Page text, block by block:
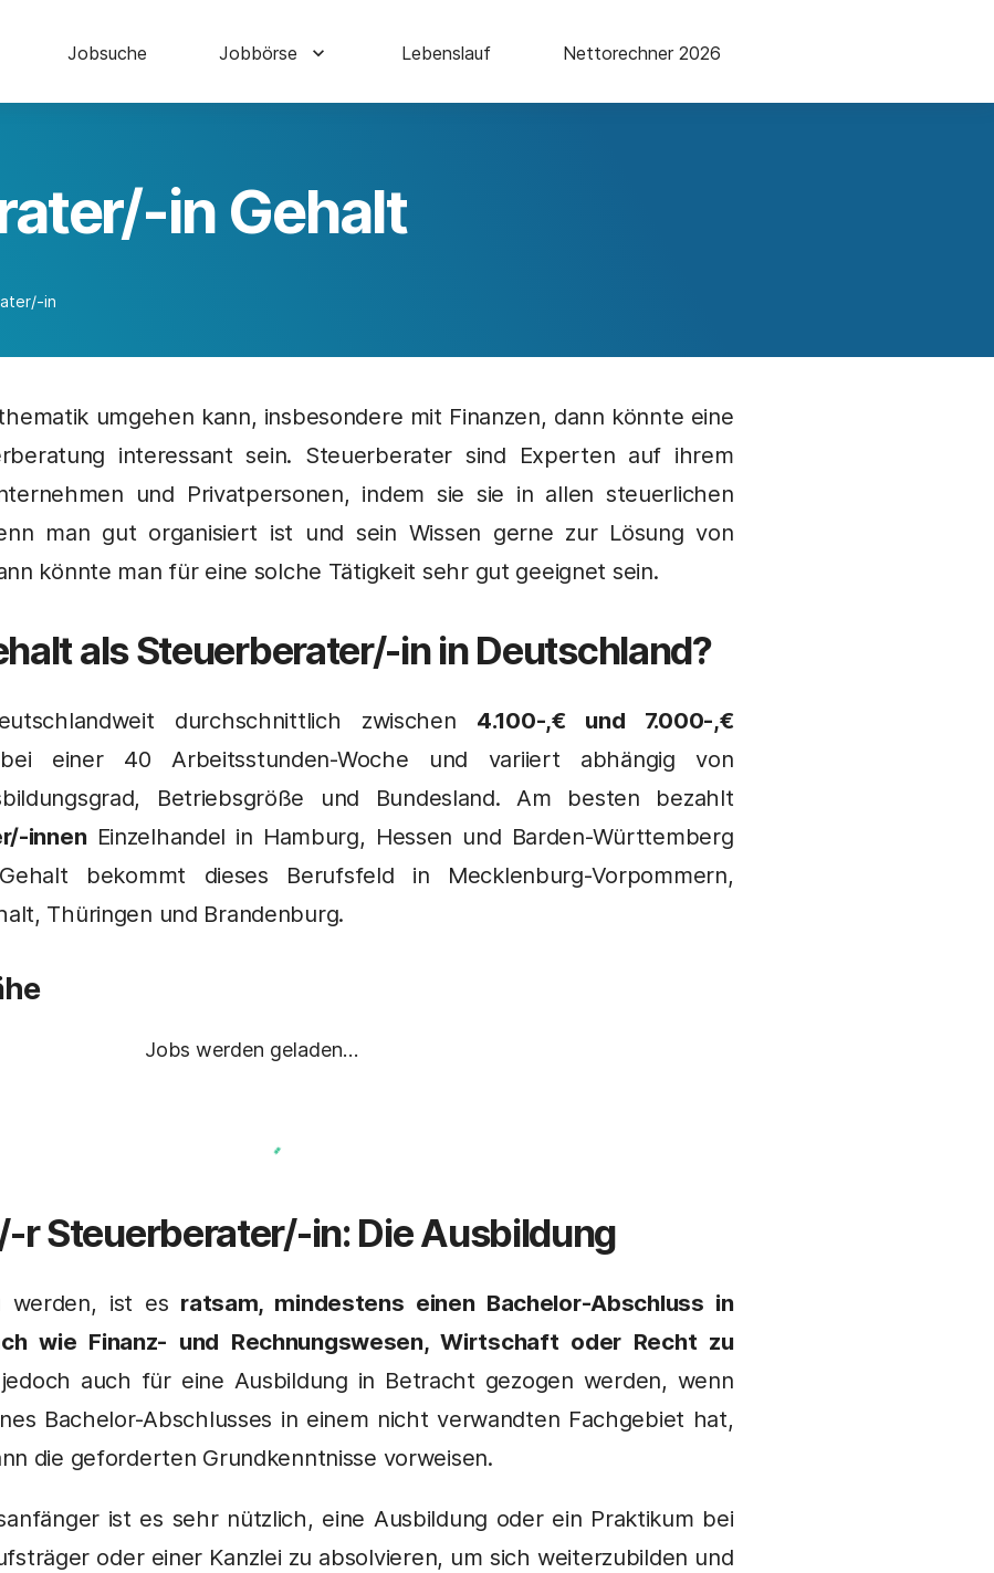
Jobsuche Jobbörse Lebenslauf Nettorechner 2026
in Gehalt
in
umgehen kann, insbesondere mit Finanzen, dann könnte eine
interessant sein. Steuerberater sind Experten auf ihrem
und Privatpersonen, indem sie sie in allen steuerlichen
man gut organisiert ist und sein Wissen gerne zur Lösung von
könnte man für eine solche Tätigkeit sehr gut geeignet sein.
als Steuerberater/-in in Deutschland?
durchschnittlich zwischen 4.100-,€ und 7.000-,€
einer 40 Arbeitsstunden-Woche und variiert abhängig von
Betriebsgröße und Bundesland. Am besten bezahlt
innenEinzelhandel in Hamburg, Hessen und Barden-Württemberg
bekommt dieses Berufsfeld in Mecklenburg-Vorpommern,
Thüringen und Brandenburg.
Jobs werden geladen…
r Steuerberater/-in: Die Ausbildung
werden, ist es ratsam, mindestens einen Bachelor-Abschluss in
wie Finanz- und Rechnungswesen, Wirtschaft oder Recht zu
auch für eine Ausbildung in Betracht gezogen werden, wenn
Bachelor-Abschlusses in einem nicht verwandten Fachgebiet hat,
die geforderten Grundkenntnisse vorweisen.
ist es sehr nützlich, eine Ausbildung oder ein Praktikum bei
oder einer Kanzlei zu absolvieren, um sich weiterzubilden und